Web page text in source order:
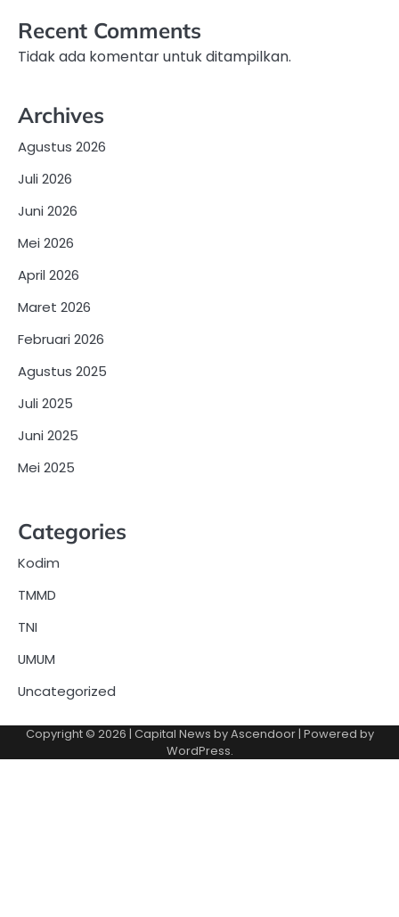
Recent Comments
Tidak ada komentar untuk ditampilkan.
Archives
Agustus 2026
Juli 2026
Juni 2026
Mei 2026
April 2026
Maret 2026
Februari 2026
Agustus 2025
Juli 2025
Juni 2025
Mei 2025
Categories
Kodim
TMMD
TNI
UMUM
Uncategorized
Copyright © 2026 | Capital News byAscendoor| Powered by
WordPress.